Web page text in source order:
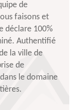
de
faisons et
déclare 100%
Authentifié
la ville de
de
le domaine